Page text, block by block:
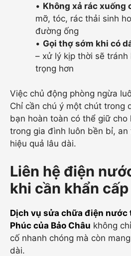
• Không xả rác xuống
mỡ, tóc, rác thải sinh
đường ống
• Gọi thợ sớm khi có
– xử lý kịp thời sẽ tránh
trọng hơn
Việc chủ động phòng ngừa
Chỉ cần chú ý một chút trong
bạn hoàn toàn có thể giữ
trong gia đình luôn bền bỉ,
hiệu quả lâu dài.
Liên hệ điện
khi cần khẩn cấp
Dịch vụ sửa chữa điện nước
Phúc của Bảo Châu không
cố nhanh chóng mà còn
dài.